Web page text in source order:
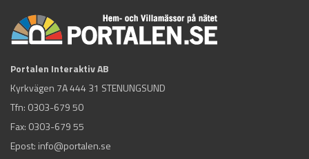
Portalen Interaktiv AB
Kyrkvägen 7A 444 31 STENUNGSUND
Tfn: 0303-679 50
Fax: 0303-679 55
Epost: info@portalen.se